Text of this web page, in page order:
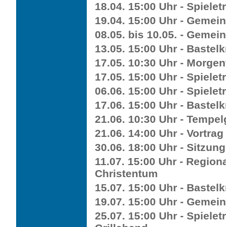
18.04. 15:00 Uhr -
19.04. 15:00 Uhr -
08.05. bis 10.05. -
13.05. 15:00 Uhr -
17.05. 10:30 Uhr -
17.05. 15:00 Uhr -
06.06. 15:00 Uhr -
17.06. 15:00 Uhr -
21.06. 10:30 Uhr -
21.06. 14:00 Uhr -
30.06. 18:00 Uhr -
11.07. 15:00 Uhr -
Christentum
15.07. 15:00 Uhr -
19.07. 15:00 Uhr -
25.07. 15:00 Uhr -